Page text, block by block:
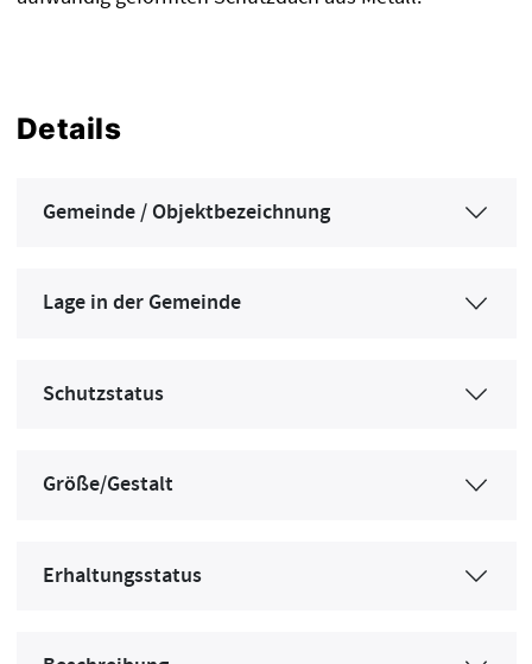
Details
Gemeinde / Objektbezeichnung
Lage in der Gemeinde
Schutzstatus
Größe/Gestalt
Erhaltungsstatus